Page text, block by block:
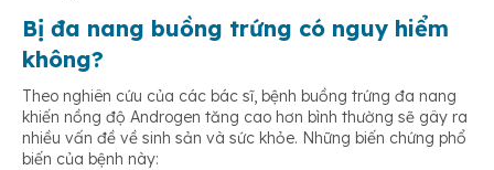
Bị đa nang buồng trứng có nguy hiểm
không?
Theo nghiên cứu của các bác sĩ, bệnh buồng trứng đa nang
khiến nồng độ Androgen tăng cao hơn bình thường sẽ gây ra
nhiều vấn đề về sinh sản và sức khỏe. Những biến chứng phổ
biến của bệnh này: